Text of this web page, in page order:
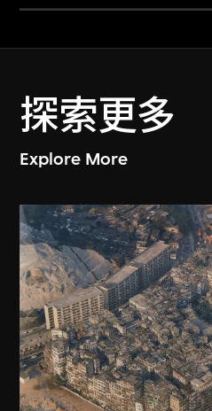
探索更多
Explore More